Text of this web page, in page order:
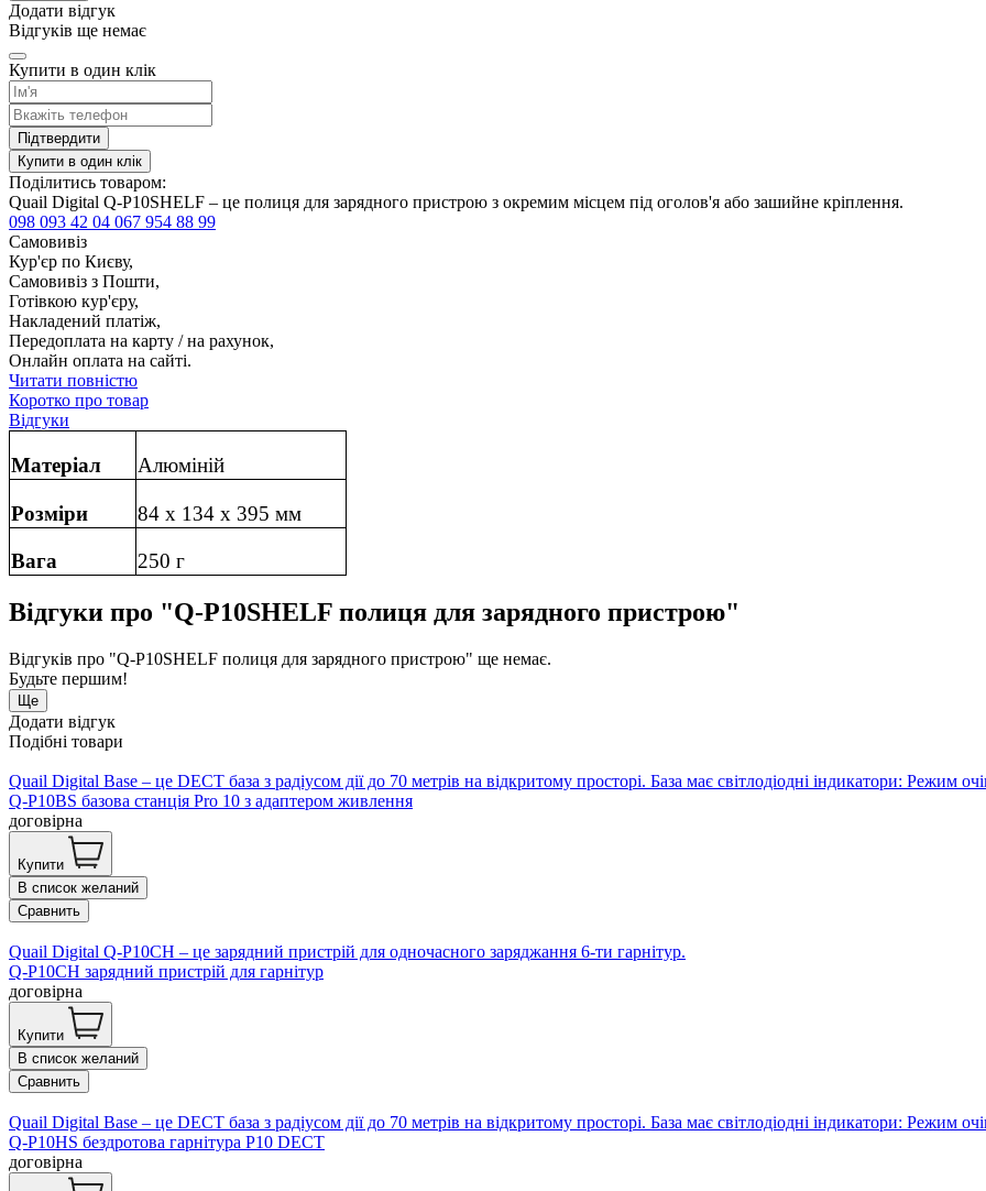
Додати відгук
Відгуків ще немає
Купити в один клік
Підтвердити
Купити в один клік
Поділитись товаром:
Quail Digital Q-P10SHELF – це полиця для зарядного пристрою з окремим місцем під оголов'я або зашийне кріплення.
098 093 42 04 067 954 88 99
Самовивіз
Кур'єр по Києву,
Самовивіз з Пошти,
Готівкою кур'єру,
Накладений платіж,
Передоплата на карту / на рахунок,
Онлайн оплата на сайті.
Читати повністю
Коротко про товар
Відгуки
Матеріал Алюміній
Розміри 84 х 134 х 395 мм
Вага 250 г
Відгуки про "Q-P10SHELF полиця для зарядного пристрою"
Відгуків про "Q-P10SHELF полиця для зарядного пристрою" ще немає.
Будьте першим!
Ще
Додати відгук
Подібні товари
Quail Digital Base – це DECT база з радіусом дії до 70 метрів на відкритому просторі. База має світлодіодні індикатори: Режим
Q-P10BS базова станція Pro 10 з адаптером живлення
договірна
Купити
В список желаний
Сравнить
Quail Digital Q-P10CH – це зарядний пристрій для одночасного заряджання 6-ти гарнітур.
Q-P10CH зарядний пристрій для гарнітур
договірна
Купити
В список желаний
Сравнить
Quail Digital Base – це DECT база з радіусом дії до 70 метрів на відкритому просторі. База має світлодіодні індикатори: Режим
Q-P10HS бездротова гарнітура P10 DECT
договірна